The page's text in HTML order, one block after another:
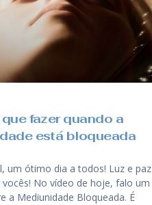
fazer quando a
está bloqueada
um ótimo dia a todos! Luz e paz
vocês! No vídeo de hoje, falo um
a Mediunidade Bloqueada. É